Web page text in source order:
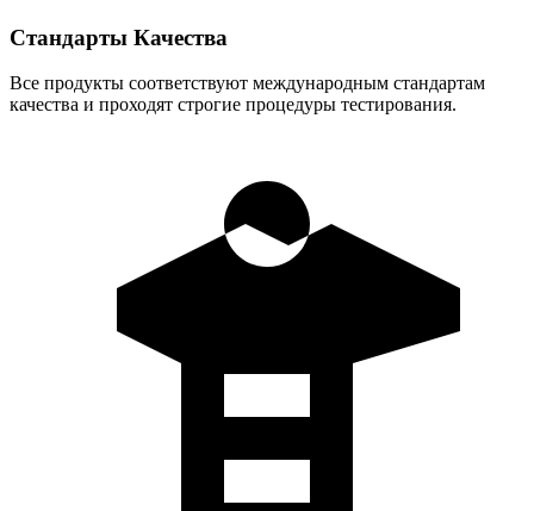
Стандарты Качества
Все продукты соответствуют международным стандартам
качества и проходят строгие процедуры тестирования.